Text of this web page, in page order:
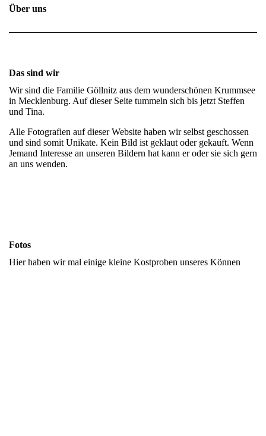
Über uns
Das sind wir
Wir sind die Familie Göllnitz aus dem wunderschönen Krummsee
in Mecklenburg. Auf dieser Seite tummeln sich bis jetzt Steffen
und Tina.
Alle Fotografien auf dieser Website haben wir selbst geschossen
und sind somit Unikate. Kein Bild ist geklaut oder gekauft. Wenn
Jemand Interesse an unseren Bildern hat kann er oder sie sich gern
an uns wenden.
Fotos
Hier haben wir mal einige kleine Kostproben unseres Können